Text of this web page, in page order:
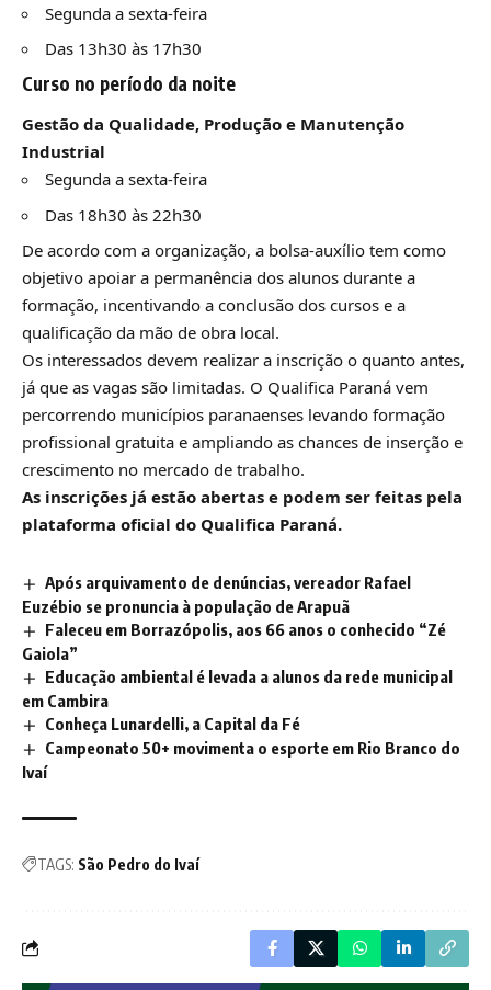
Segunda a sexta-feira
Das 13h30 às 17h30
Curso no período da noite
Gestão da Qualidade, Produção e Manutenção
Industrial
Segunda a sexta-feira
Das 18h30 às 22h30
De acordo com a organização, a bolsa-auxílio tem como
objetivo apoiar a permanência dos alunos durante a
formação, incentivando a conclusão dos cursos e a
qualificação da mão de obra local.
Os interessados devem realizar a inscrição o quanto antes,
já que as vagas são limitadas. O Qualifica Paraná vem
percorrendo municípios paranaenses levando formação
profissional gratuita e ampliando as chances de inserção e
crescimento no mercado de trabalho.
As inscrições já estão abertas e podem ser feitas pela
plataforma oficial do Qualifica Paraná.
Após arquivamento de denúncias, vereador Rafael
Euzébio se pronuncia à população de Arapuã
Faleceu em Borrazópolis, aos 66 anos o conhecido “Zé
Gaiola”
Educação ambiental é levada a alunos da rede municipal
em Cambira
Conheça Lunardelli, a Capital da Fé
Campeonato 50+ movimenta o esporte em Rio Branco do
Ivaí
TAGS: São Pedro do Ivaí